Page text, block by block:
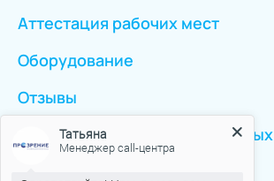
Аттестация рабочих мест
Оборудование
Отзывы
Политика персональных данных
Татьяна
Менеджер call-центра
Здравствуйте! Чем я могу вам